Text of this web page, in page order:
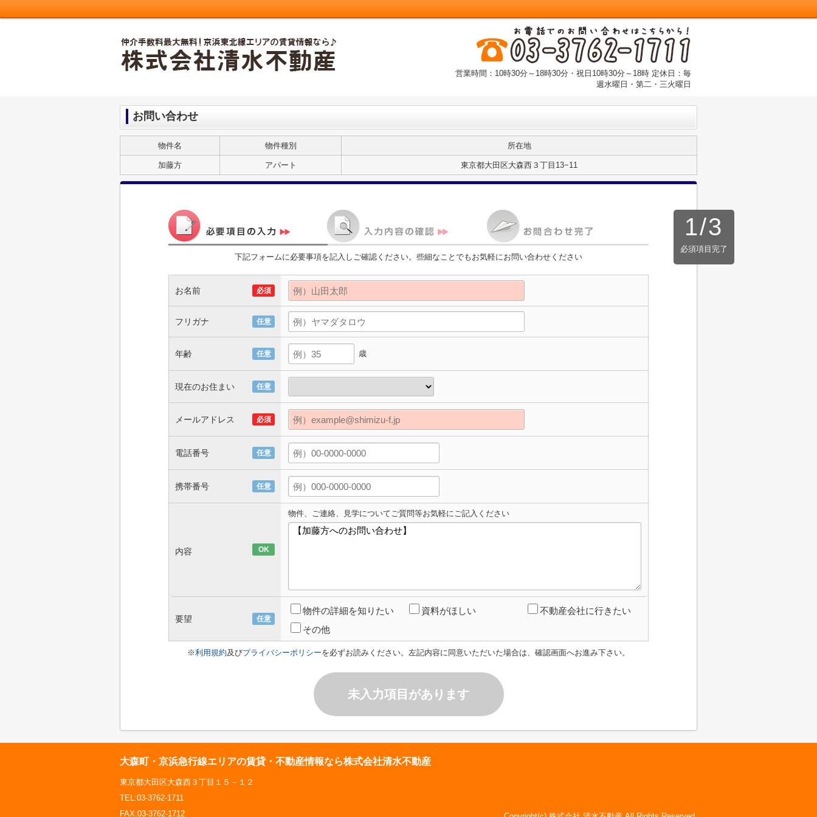
営業時間：10時30分～18時30分・祝日10時30分～18時 定休日：毎
週水曜日・第二・三火曜日
お問い合わせ
物件名 物件種別 所在地
加藤方 アパート 東京都大田区大森西３丁目13−11
1/3
必須項目完了
下記フォームに必要事項を記入しご確認ください。些細なことでもお気軽にお問い合わせください
お名前 必須
フリガナ 任意
年齢 任意 歳
現在のお住まい 任意
メールアドレス 必須
電話番号 任意
携帯番号 任意
内容 OK
物件、ご連絡、見学についてご質問等お気軽にご記入ください
要望 任意
物件の詳細を知りたい 資料がほしい
不動産会社に行きたい
その他
※利用規約及びプライバシーポリシーを必ずお読みください。左記内容に同意いただいた場合は、確認画面へお進み下さい。
未入力項目があります
大森町・京浜急行線エリアの賃貸・不動産情報なら株式会社清水不動産
東京都大田区大森西３丁目１５－１２
TEL:03-3762-1711
FAX:03-3762-1712